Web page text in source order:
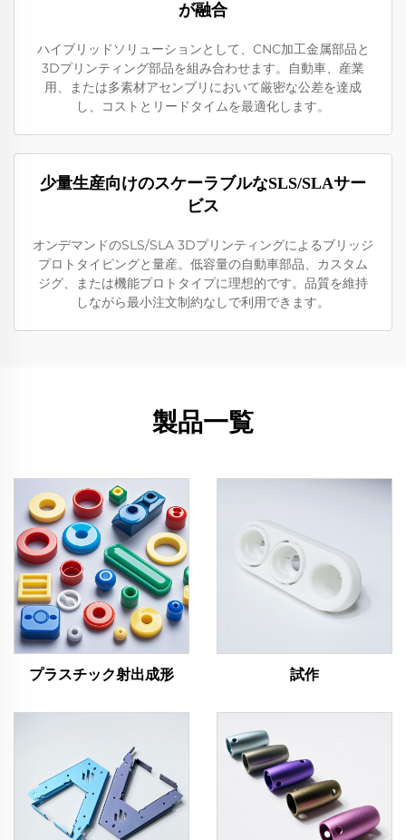
が融合
ハイブリッドソリューションとして、CNC加工金属部品と
3Dプリンティング部品を組み合わせます。自動車、産業
用、または多素材アセンブリにおいて厳密な公差を達成
し、コストとリードタイムを最適化します。
少量生産向けのスケーラブルなSLS/SLAサー
ビス
オンデマンドのSLS/SLA 3Dプリンティングによるブリッジ
プロトタイピングと量産。低容量の自動車部品、カスタム
ジグ、または機能プロトタイプに理想的です。品質を維持
しながら最小注文制約なしで利用できます。
製品一覧
プラスチック射出成形 試作